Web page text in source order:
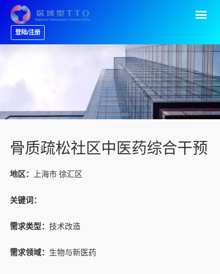
登陆/注册
骨质疏松社区中医药综合干预
地区： 上海市 徐汇区
关键词：
需求类型： 技术改造
需求领域： 生物与新医药